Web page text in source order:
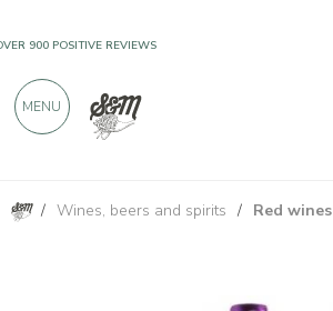
/ Wines, beers and spirits / Red wines
Croatina Oltrepò Pavese IGT 2018 750ml
MENU